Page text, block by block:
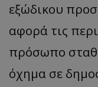
εξώδικου
αφορά τις
πρόσωπο
όχημα σε